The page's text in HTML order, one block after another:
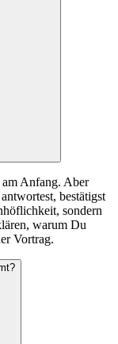
Anfang. Aber
bestätigst
sondern
warum Du
Vortrag.